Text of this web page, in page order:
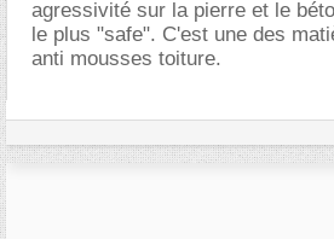
agressivité sur la pierre et le
le plus "safe". C'est une des
anti mousses toiture.